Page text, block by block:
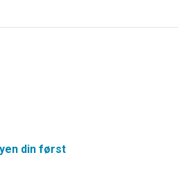
din først